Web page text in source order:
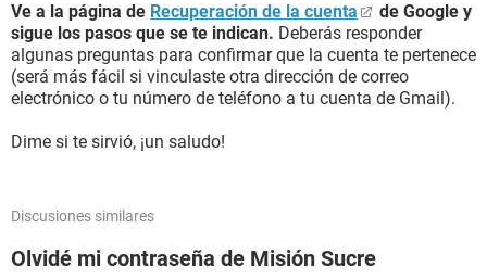
Ve a la página de Recuperación de la cuenta
de Google y
sigue los pasos que se te indican. Deberás responder
algunas preguntas para confirmar que la cuenta te pertenece
(será más fácil si vinculaste otra dirección de correo
electrónico o tu número de teléfono a tu cuenta de Gmail).
Dime si te sirvió, ¡un saludo!
Discusiones similares
Olvidé mi contraseña de Misión Sucre